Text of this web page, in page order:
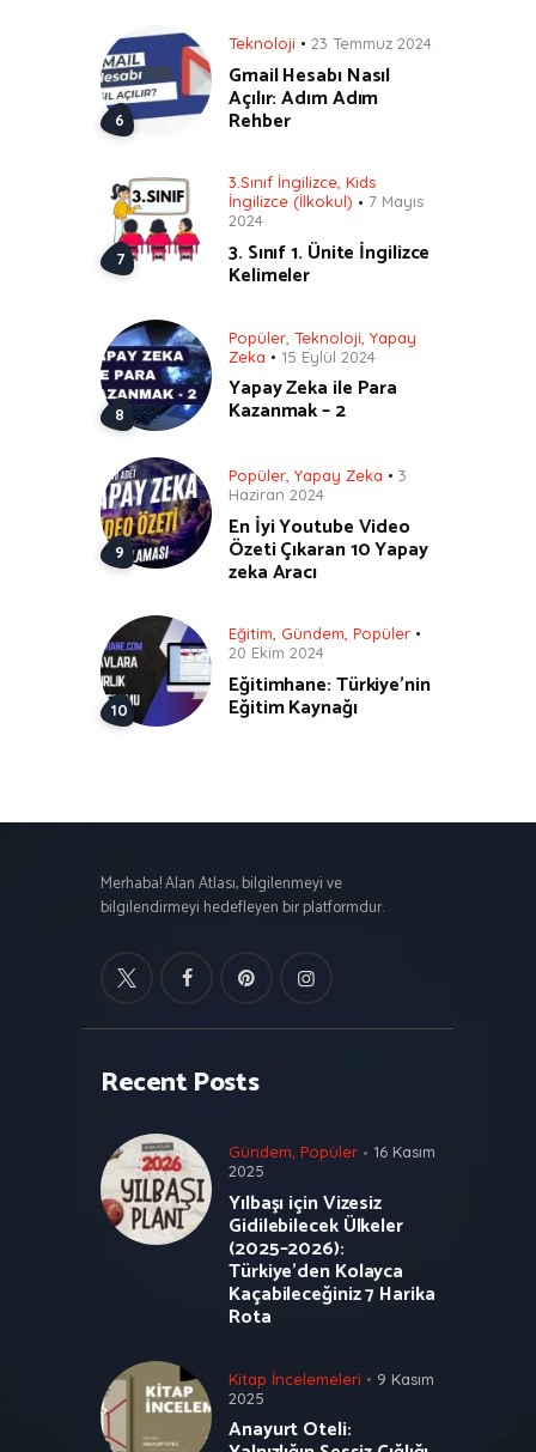
Teknoloji 23 Temmuz 2024
Gmail Hesabı Nasıl
Açılır: Adım Adım
Rehber
3.Sınıf İngilizce, Kids
İngilizce (İlkokul)
7 Mayıs
2024
3. Sınıf 1. Ünite İngilizce
Kelimeler
Popüler Teknoloji Yapay
Zeka
15 Eylül 2024
Yapay Zeka ile Para
Kazanmak – 2
Popüler Yapay Zeka
3
Haziran 2024
En İyi Youtube Video
Özeti Çıkaran 10 Yapay
zeka Aracı
Eğitim Gündem Popüler
20 Ekim 2024
Eğitimhane: Türkiye’nin
Eğitim Kaynağı
Merhaba! Alan Atlası, bilgilenmeyi ve
bilgilendirmeyi hedefleyen bir platformdur.
Recent Posts
Gündem, Popüler
16 Kasım
2025
Yılbaşı için Vizesiz
Gidilebilecek Ülkeler
(2025–2026):
Türkiye’den Kolayca
Kaçabileceğiniz 7 Harika
Rota
Kitap İncelemeleri
9 Kasım
2025
Anayurt Oteli: